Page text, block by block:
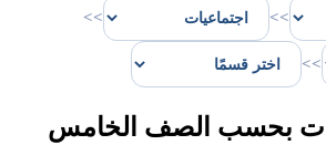
>>
>>
>>
بحسب الصف الخامس